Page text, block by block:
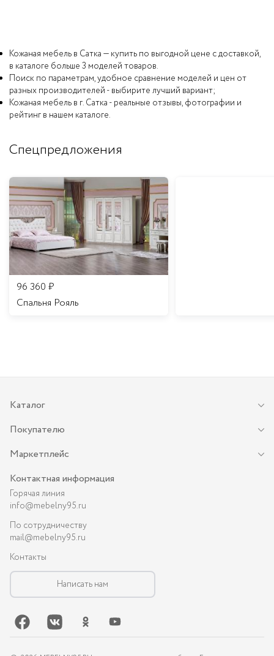
Кожаная мебель в Сатка — купить по выгодной цене с доставкой,
в каталоге больше 3 моделей товаров.
Поиск по параметрам, удобное сравнение моделей и цен от
разных производителей - выбирите лучший вариант;
Кожаная мебель в г. Сатка - реальные отзывы, фотографии и
рейтинг в нашем каталоге.
Спецпредложения
96 360 ₽
Спальня Рояль
Каталог
Покупателю
Маркетплейс
Контактная информация
Горячая линия
info@mebelny95.ru
По сотрудничеству
mail@mebelny95.ru
Контакты
Написать нам